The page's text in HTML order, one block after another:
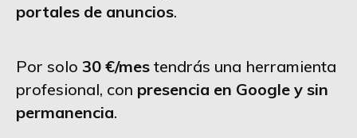
portales de anuncios.
Por solo 30 €/mes tendrás una herramienta
profesional, con presencia en Google y sin
permanencia.